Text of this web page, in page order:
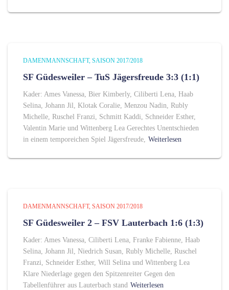
DAMENMANNSCHAFT SAISON 2017/2018
SF Güdesweiler – TuS Jägersfreude 3:3 (1:1)
Kader: Ames Vanessa, Bier Kimberly, Ciliberti Lena, Haab
Selina, Johann Jil, Klotak Coralie, Menzou Nadin, Rubly
Michelle, Ruschel Franzi, Schmitt Kaddi, Schneider Esther,
Valentin Marie und Wittenberg Lea Gerechtes Unentschieden
in einem temporeichen Spiel Jägersfreude, Weiterlesen
DAMENMANNSCHAFT SAISON 2017/2018
SF Güdesweiler 2 – FSV Lauterbach 1:6 (1:3)
Kader: Ames Vanessa, Ciliberti Lena, Franke Fabienne, Haab
Selina, Johann Jil, Niedrich Susan, Rubly Michelle, Ruschel
Franzi, Schneider Esther, Will Selina und Wittenberg Lea
Klare Niederlage gegen den Spitzenreiter Gegen den
Tabellenführer aus Lauterbach stand Weiterlesen